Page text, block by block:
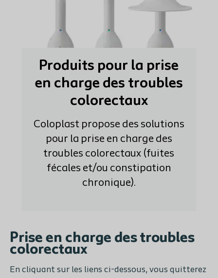
Produits pour la prise
en charge des troubles
colorectaux
Coloplast propose des solutions
pour la prise en charge des
troubles colorectaux (fuites
fécales et/ou constipation
chronique).
Prise en charge des troubles
colorectaux
En cliquant sur les liens ci-dessous, vous quitterez